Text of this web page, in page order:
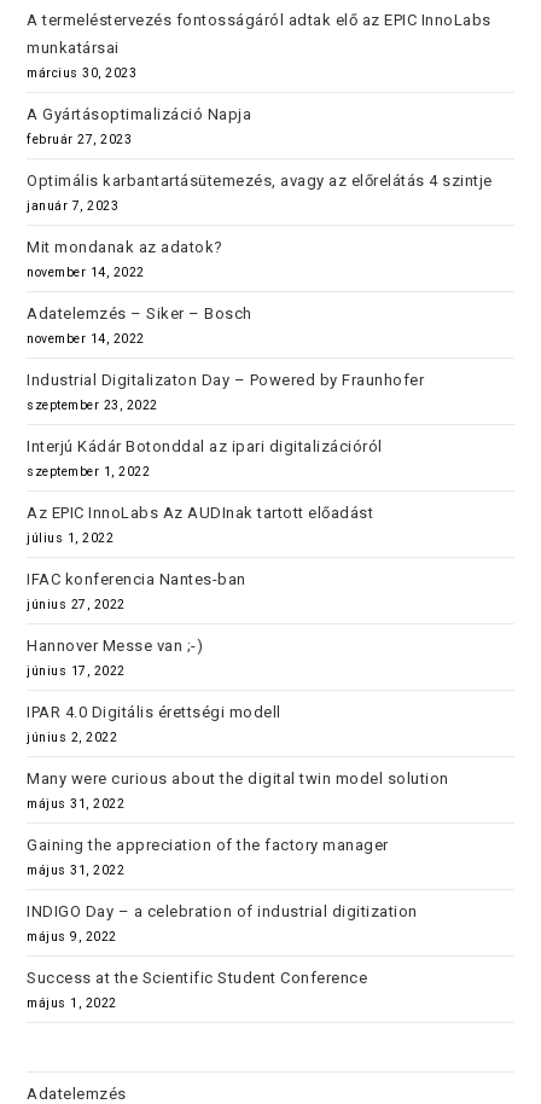
A termeléstervezés fontosságáról adtak elő az EPIC InnoLabs
munkatársai
március 30, 2023
A Gyártásoptimalizáció Napja
február 27, 2023
Optimális karbantartásütemezés, avagy az előrelátás 4 szintje
január 7, 2023
Mit mondanak az adatok?
november 14, 2022
Adatelemzés – Siker – Bosch
november 14, 2022
Industrial Digitalizaton Day – Powered by Fraunhofer
szeptember 23, 2022
Interjú Kádár Botonddal az ipari digitalizációról
szeptember 1, 2022
Az EPIC InnoLabs Az AUDInak tartott előadást
július 1, 2022
IFAC konferencia Nantes-ban
június 27, 2022
Hannover Messe van ;-)
június 17, 2022
IPAR 4.0 Digitális érettségi modell
június 2, 2022
Many were curious about the digital twin model solution
május 31, 2022
Gaining the appreciation of the factory manager
május 31, 2022
INDIGO Day – a celebration of industrial digitization
május 9, 2022
Success at the Scientific Student Conference
május 1, 2022
Adatelemzés